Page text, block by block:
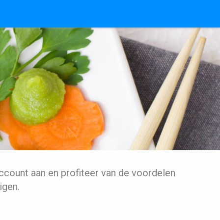
aan en profiteer van de voordelen